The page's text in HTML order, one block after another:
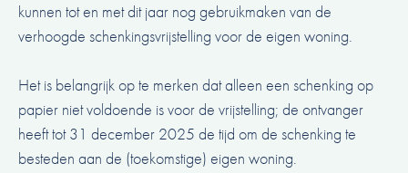
kunnen tot en met dit jaar nog gebruikmaken van de
verhoogde schenkingsvrijstelling voor de eigen woning.
Het is belangrijk op te merken dat alleen een schenking op
papier niet voldoende is voor de vrijstelling; de ontvanger
heeft tot 31 december 2025 de tijd om de schenking te
besteden aan de (toekomstige) eigen woning.